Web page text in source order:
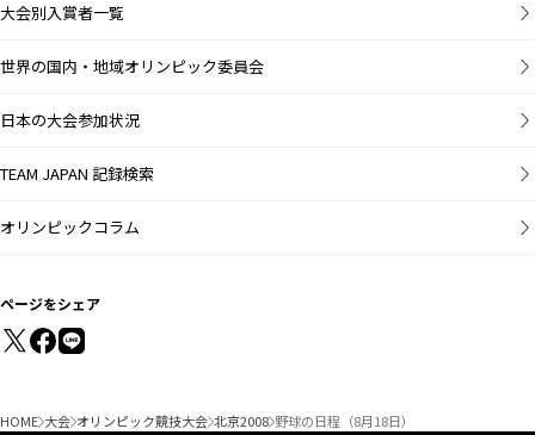
大会別入賞者一覧
世界の国内・地域オリンピック委員会
日本の大会参加状況
TEAM JAPAN 記録検索
オリンピックコラム
ページをシェア
HOME 大会 オリンピック競技大会 北京2008 野球の日程（8月18日）